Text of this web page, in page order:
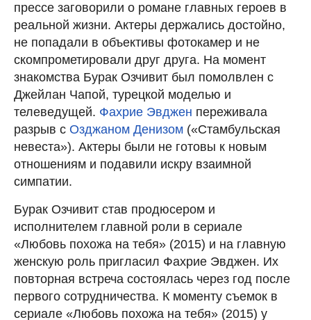
прессе заговорили о романе главных героев в
реальной жизни. Актеры держались достойно,
не попадали в объективы фотокамер и не
скомпрометировали друг друга. На момент
знакомства Бурак Озчивит был помолвлен с
Джейлан Чапой, турецкой моделью и
телеведущей. Фахрие Эвджен переживала
разрыв с Озджаном Денизом («Стамбульская
невеста»). Актеры были не готовы к новым
отношениям и подавили искру взаимной
симпатии.
Бурак Озчивит став продюсером и
исполнителем главной роли в сериале
«Любовь похожа на тебя» (2015) и на главную
женскую роль пригласил Фахрие Эвджен. Их
повторная встреча состоялась через год после
первого сотрудничества. К моменту съемок в
сериале «Любовь похожа на тебя» (2015) у